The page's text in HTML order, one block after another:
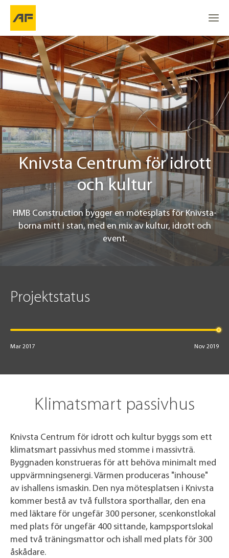
Knivsta Centrum för idrott och kultur
Gå till
Klimatsmart passivhus
Plats
Projektinfo
Kontakt
Go to the top
Knivsta Centrum för idrott
och kultur
HMB Construction bygger en mötesplats för Knivsta-
borna mitt i stan, med en mix av kultur, idrott och
event.
Projektstatus
Mar 2017 Nov 2019
Klimatsmart passivhus
Knivsta Centrum för idrott och kultur byggs som ett
klimatsmart passivhus med stomme i massivträ.
Byggnaden konstrueras för att behöva minimalt med
uppvärmningsenergi. Värmen produceras "inhouse"
av ishallens ismaskin. Den nya mötesplatsen i Knivsta
kommer bestå av två fullstora sporthallar, den ena
med läktare för ungefär 300 personer, scenkonstlokal
med plats för ungefär 400 sittande, kampsportslokal
med två träningsmattor och ishall med plats för 300
åskådare.